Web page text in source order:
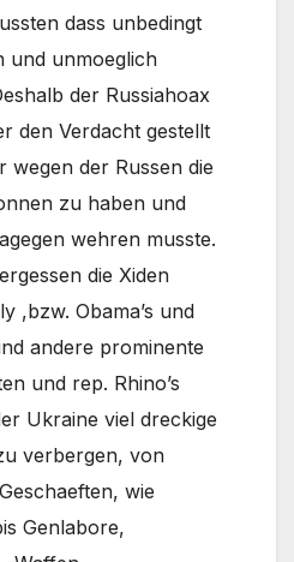
dass unbedingt
und unmoeglich
der Russiahoax
den Verdacht gestellt
wegen der Russen die
zu haben und
wehren musste.
die Xiden
,bzw. Obama’s und
andere prominente
und rep. Rhino’s
Ukraine viel dreckige
verbergen, von
wie
Genlabore,